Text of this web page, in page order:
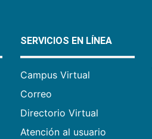
SERVICIOS EN LÍNEA
Campus Virtual
Correo
Directorio Virtual
Atención al usuario